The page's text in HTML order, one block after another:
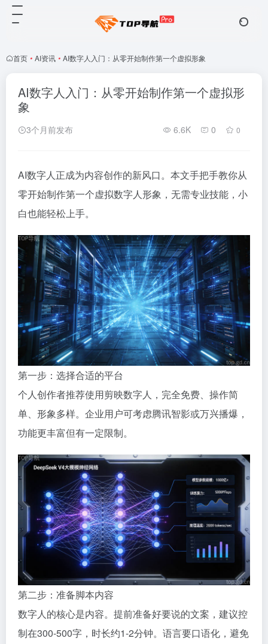
首页 • AI资讯 • AI数字人入门：从零开始制作第一个虚拟形象
AI数字人入门：从零开始制作第一个虚拟形
象
3个月前发布 6.6K 0 0
AI数字人正成为内容创作的新风口。本文手把手教你从
零开始制作第一个虚拟数字人形象，无需专业技能，小
白也能轻松上手。
第一步：选择合适的平台
个人创作者推荐使用剪映数字人，完全免费、操作简
单、形象多样。企业用户可考虑腾讯智影或万兴播爆，
功能更丰富但有一定限制。
第二步：准备脚本内容
数字人的核心是内容。提前准备好要说的文案，建议控
制在300-500字，时长约1-2分钟。语言要口语化，避免